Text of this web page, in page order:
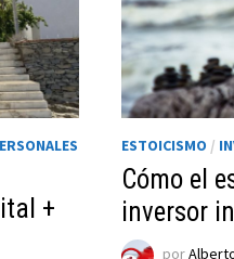
+
ESTOICISMO /
Cómo el
inversor
por